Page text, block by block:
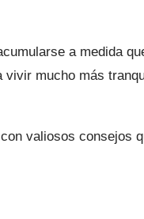
a medida
mucho más
valiosos consejos